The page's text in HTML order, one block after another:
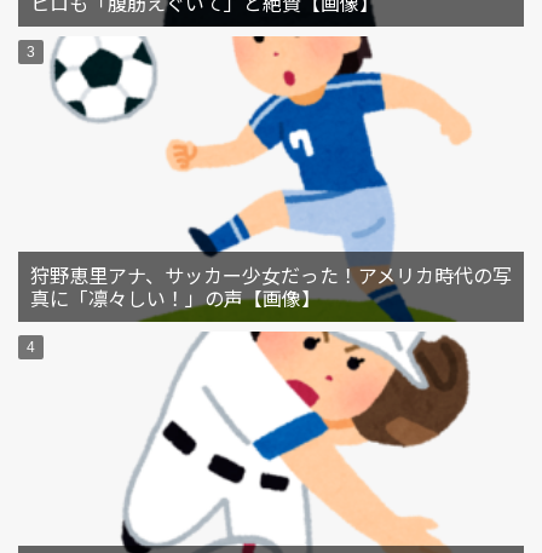
狩野恵里アナ、サッカー少女だった！アメリカ時代の写
真に「凛々しい！」の声【画像】